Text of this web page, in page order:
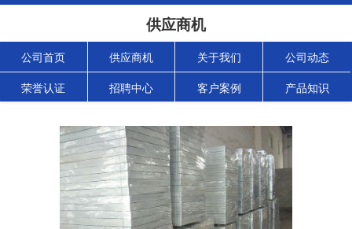
供应商机
公司首页 供应商机 关于我们 公司动态
荣誉认证 招聘中心 客户案例 产品知识